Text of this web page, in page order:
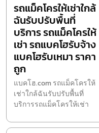
รถแม็คโครให้เช่าใกล้
ฉันรับปรับพื้นที่
บริการ รถแม็คโครให้
เช่า รถแบคโฮรับจ้าง
แบคโฮรับเหมา ราคา
ถูก
แบคโฮ.com รถแม็คโครให้
เช่าใกล้ฉันรับปรับพื้นที่
บริการรถแม็คโครให้เช่า